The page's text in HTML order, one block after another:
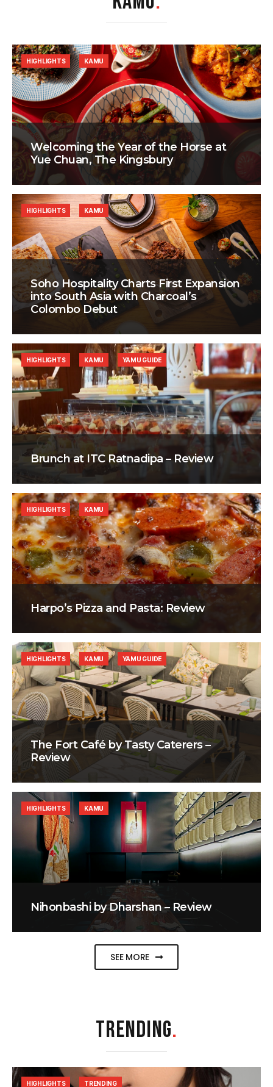
Welcoming the Year of the Horse at
Yue Chuan, The Kingsbury
HIGHLIGHTS KAMU
Soho Hospitality Charts First Expansion
into South Asia with Charcoal’s
Colombo Debut
HIGHLIGHTS KAMU
Brunch at ITC Ratnadipa – Review
HIGHLIGHTS KAMU YAMU GUIDE
Harpo’s Pizza and Pasta: Review
HIGHLIGHTS KAMU
The Fort Café by Tasty Caterers –
Review
HIGHLIGHTS KAMU YAMU GUIDE
Nihonbashi by Dharshan – Review
HIGHLIGHTS KAMU
SEE MORE
TRENDING.
HIGHLIGHTS TRENDING